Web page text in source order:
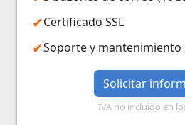
Certificado SSL
Soporte y mantenimiento
Solicitar
IVA no incluido en